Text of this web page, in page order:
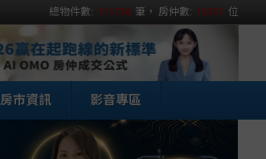
總物件數: 111738 筆， 房仲數: 15331 位
房市資訊 影音專區